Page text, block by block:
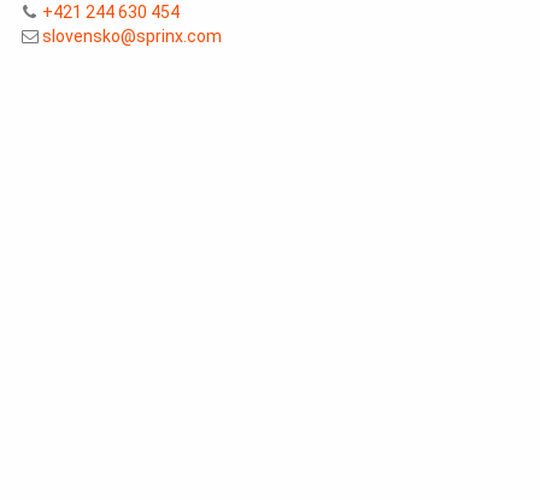
+421 244 630 454
slovensko@sprinx.com